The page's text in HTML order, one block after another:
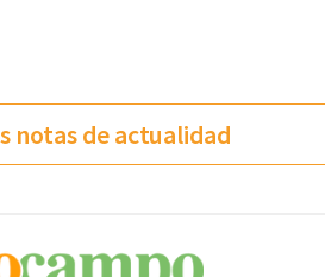
notas de actualidad